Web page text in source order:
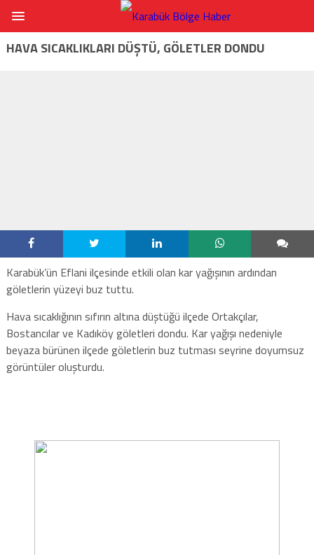
HAVA SICAKLIKLARI DÜŞTÜ, GÖLETLER DONDU
Karabük’ün Eflani ilçesinde etkili olan kar yağışının ardından
göletlerin yüzeyi buz tuttu.
Hava sıcaklığının sıfırın altına düştüğü ilçede Ortakçılar,
Bostancılar ve Kadıköy göletleri dondu. Kar yağışı nedeniyle
beyaza bürünen ilçede göletlerin buz tutması seyrine doyumsuz
görüntüler oluşturdu.